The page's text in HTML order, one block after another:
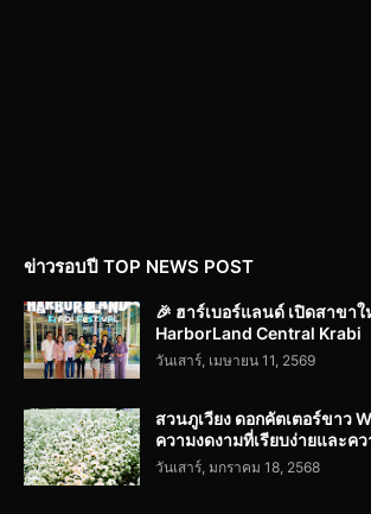
ข่าวรอบปี TOP NEWS POST
🎉 ฮาร์เบอร์แลนด์ เปิดสาขา
HarborLand Central Krabi
วันเสาร์, เมษายน 11, 2569
สวนภูเวียง ดอกคัตเตอร์ขาว
ความงดงามที่เรียบง่ายและค
วันเสาร์, มกราคม 18, 2568